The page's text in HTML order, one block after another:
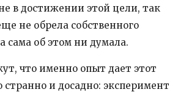
в достижении этой цели, так
не обрела собственного
сама об этом ни думала.
что именно опыт дает этот
странно и досадно: эксперимент